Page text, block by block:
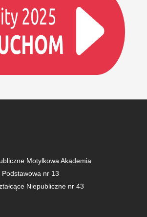
Motylkowa Akademia
Podstawowa nr 13
Niepubliczne nr 43